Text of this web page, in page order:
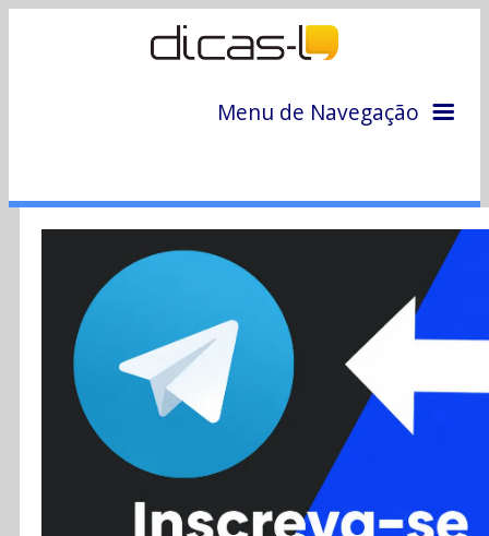
Menu de Navegação
Colunas
Colaboradores
Cursos